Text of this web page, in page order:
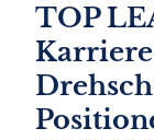
TOP